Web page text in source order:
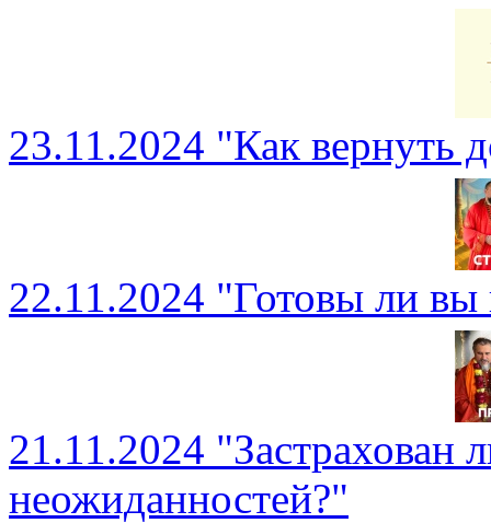
23.11.2024 "Как вернуть
22.11.2024 "Готовы ли вы
21.11.2024 "Застрахован
неожиданностей?"